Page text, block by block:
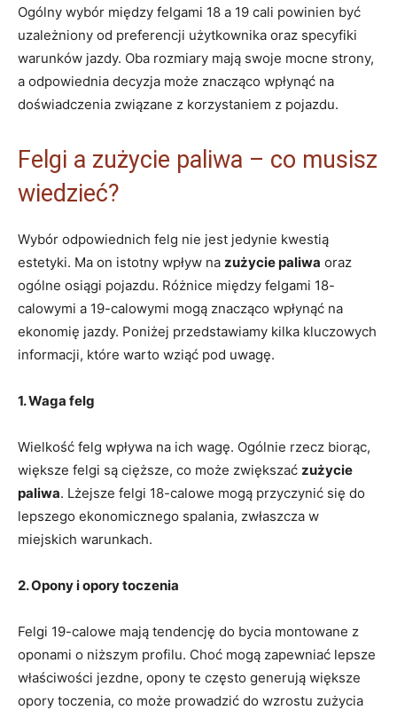
Ogólny wybór między felgami⁢ 18 a 19⁣ cali powinien być
uzależniony od preferencji użytkownika oraz ‍specyfiki
warunków jazdy. ⁤Oba⁣ rozmiary mają swoje mocne strony,
a odpowiednia decyzja może znacząco wpłynąć na‌
doświadczenia związane z korzystaniem z pojazdu.
Felgi a⁣ zużycie⁤ paliwa – co musisz
wiedzieć?
Wybór odpowiednich⁤ felg nie jest ⁣jedynie⁤ kwestią
estetyki. Ma on istotny wpływ na zużycie ‌paliwa oraz
ogólne osiągi pojazdu. Różnice między felgami ⁤18-
calowymi a ⁢19-calowymi ‍mogą znacząco ‍wpłynąć na
ekonomię jazdy.‍ Poniżej przedstawiamy‌ kilka kluczowych
informacji, ⁣które warto wziąć pod uwagę.
1. Waga felg
Wielkość‌ felg​ wpływa na ⁢ich wagę. Ogólnie rzecz‍ biorąc,
większe‌ felgi ⁢są cięższe, co może‍ zwiększać zużycie
paliwa.⁤ Lżejsze‌ felgi 18-calowe mogą przyczynić się do⁢
lepszego ekonomicznego⁣ spalania,⁢ zwłaszcza w
miejskich warunkach.
2. Opony⁢ i ⁤opory toczenia
Felgi 19-calowe mają tendencję do bycia montowane z
oponami o‌ niższym profilu. Choć‍ mogą ​zapewniać lepsze
właściwości jezdne, opony te często generują większe
⁢opory​ toczenia, co może prowadzić​ do⁤ wzrostu zużycia‍